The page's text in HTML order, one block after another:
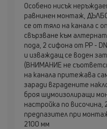
Особено нисък
равнинен монтаж,
се от тяло на канала с
свързване към
пода, 2 сифонa от РР -
и изваждащ се воден
(ВНИМАНИЕ не
на канала притежава
заради вградените
броя шумоизолиращи
настройка по височина,
предпазител при
2100 мм